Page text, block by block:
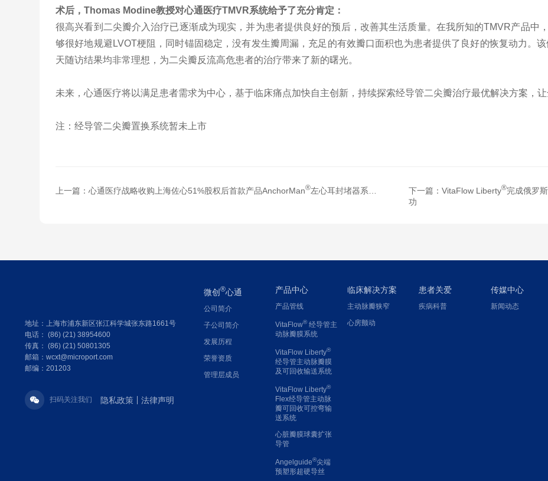
术后，Thomas Modine教授对心通医疗TMVR系统给予了充分肯定：
很高兴看到二尖瓣介入治疗已逐渐成为现实，并为患者提供良好的预后，改善其生活质量。在我所知的TMVR产品中
够很好地规避LVOT梗阻，同时锚固稳定，没有发生瓣周漏，充足的有效瓣口面积也为患者提供了良好的恢复动力。
天随访结果均非常理想，为二尖瓣反流高危患者的治疗带来了新的曙光。
未来，心通医疗将以满足患者需求为中心，基于临床痛点加快自主创新，持续探索经导管二尖瓣治疗最优解决方案，让
注：经导管二尖瓣置换系统暂未上市
上一篇：心通医疗战略收购上海佐心51%股权后首款产品AnchorMan®左心耳封堵器系统获NMPA批准上市 下一篇： VitaFlow Liberty®完成俄罗
功
地址：上海市浦东新区张江科学城张东路1661号
电话： (86) (21) 38954600
传真： (86) (21) 50801305
邮箱：wcxt@microport.com
邮编：201203
扫码关注我们 隐私政策 法律声明
微创 ®心通
公司简介
子公司简介
发展历程
荣誉资质
管理层成员
产品中心
产品管线
VitaFlow®经导管主
动脉瓣膜系统
VitaFlow Liberty®
经导管主动脉瓣膜
及可回收输送系统
VitaFlow Liberty®
Flex经导管主动脉
瓣可回收可控弯输
送系统
心脏瓣膜球囊扩张
导管
Angelguide®尖端
预塑形超硬导丝
临床解决方案
主动脉瓣狭窄
心房颤动
患者关爱
疾病科普
传媒中心
新闻动态